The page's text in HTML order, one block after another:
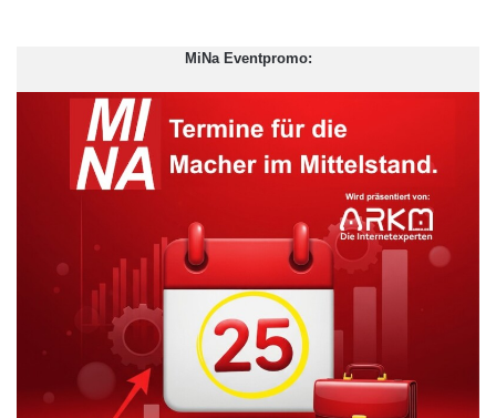
Berlin ist eine Ansammlung unterschiedlicher Dörfer. So ist jeder
Stadtteil ganz anders und besitzt seinen eigenen Charme. Dies
ist auch der Grund warum das Leben in Berlin so einen großen
MiNa Eventpromo: